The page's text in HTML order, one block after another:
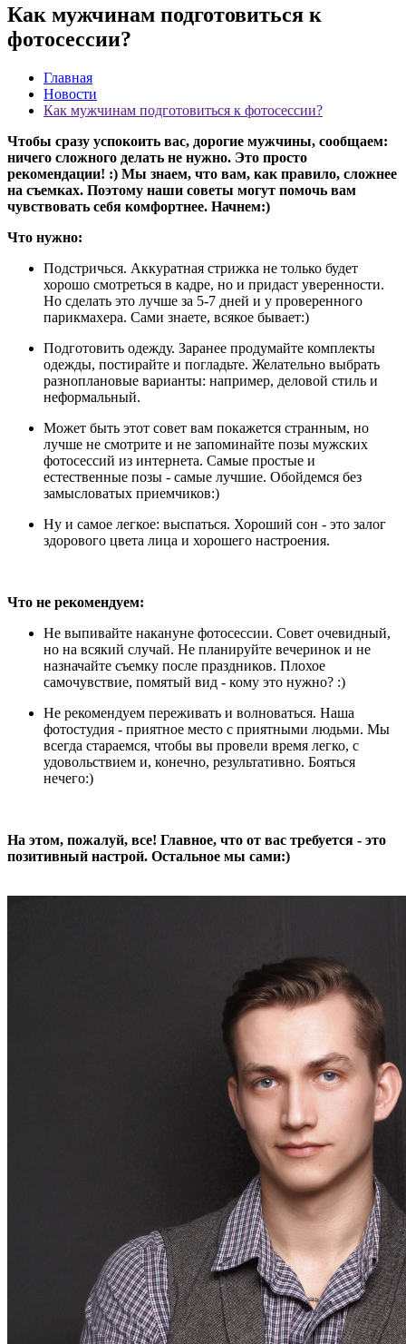
Как мужчинам подготовиться к
фотосессии?
Главная
Новости
Как мужчинам подготовиться к фотосессии?
Чтобы сразу успокоить вас, дорогие мужчины, сообщаем:
ничего сложного делать не нужно. Это просто
рекомендации! :) Мы знаем, что вам, как правило, сложнее
на съемках. Поэтому наши советы могут помочь вам
чувствовать себя комфортнее. Начнем:)
Что нужно:
Подстричься. Аккуратная стрижка не только будет
хорошо смотреться в кадре, но и придаст уверенности.
Но сделать это лучше за 5-7 дней и у проверенного
парикмахера. Сами знаете, всякое бывает:)
Подготовить одежду. Заранее продумайте комплекты
одежды, постирайте и погладьте. Желательно выбрать
разноплановые варианты: например, деловой стиль и
неформальный.
Может быть этот совет вам покажется странным, но
лучше не смотрите и не запоминайте позы мужских
фотосессий из интернета. Самые простые и
естественные позы - самые лучшие. Обойдемся без
замысловатых приемчиков:)
Ну и самое легкое: выспаться. Хороший сон - это залог
здорового цвета лица и хорошего настроения.
Что не рекомендуем:
Не выпивайте накануне фотосессии. Совет очевидный,
но на всякий случай. Не планируйте вечеринок и не
назначайте съемку после праздников. Плохое
самочувствие, помятый вид - кому это нужно? :)
Не рекомендуем переживать и волноваться. Наша
фотостудия - приятное место с приятными людьми. Мы
всегда стараемся, чтобы вы провели время легко, с
удовольствием и, конечно, результативно. Бояться
нечего:)
На этом, пожалуй, все! Главное, что от вас требуется - это
позитивный настрой. Остальное мы сами:)